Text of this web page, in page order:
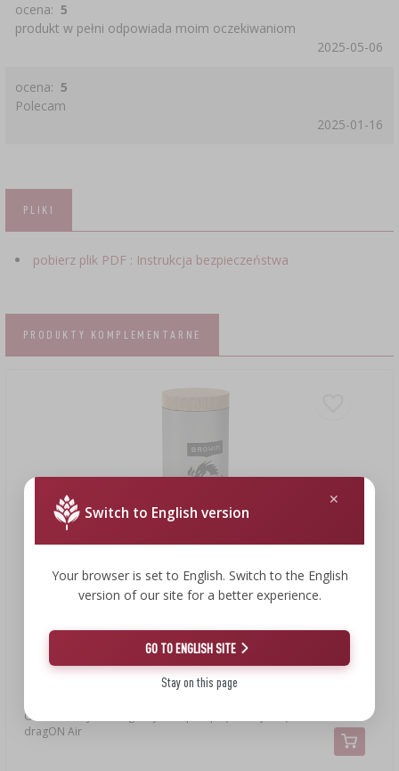
ocena: 5
produkt w pełni odpowiada moim oczekiwaniom
2025-05-06
ocena: 5
Polecam
2025-01-16
PLIKI
pobierz plik PDF : Instrukcja bezpieczeństwa
PRODUKTY KOMPLEMENTARNE
Generator dymu dragON Jet 1 z pompką elektryczną
dragON Air
Switch to English version
Your browser is set to English. Switch to the English
version of our site for a better experience.
GO TO ENGLISH SITE
Stay on this page